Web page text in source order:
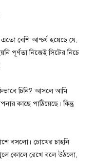
বেশি আশ্চর্য হয়েছে যে,
পূর্ণতা নিজেই সিটের নিচে
চিনি? আসলে আমি
কাছে পাঠিয়েছে। কিন্তু
বসলো। চোখের চাহনি
কোলে রেখে বলে উঠলো,